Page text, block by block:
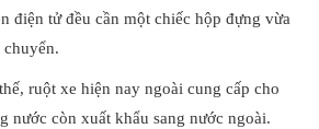
điện tử đều cần một chiếc hộp đựng vừa
ruột xe hiện nay ngoài cung cấp cho
nước còn xuất khẩu sang nước ngoài.